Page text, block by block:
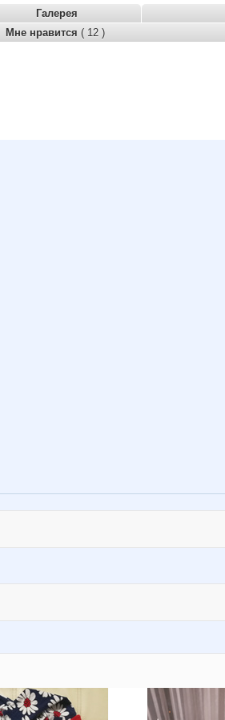
Галерея
Мне нравится ( 12 )